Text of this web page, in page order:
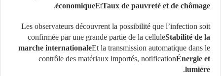
économiqueEt Taux de pauvreté et de
.
Les observateurs découvrent la possibilité que l’infection
confirmée par une grande partie de la celluleStabilité
marche internationaleEt la transmission automatique
contrôle des matériaux importés, notification
.